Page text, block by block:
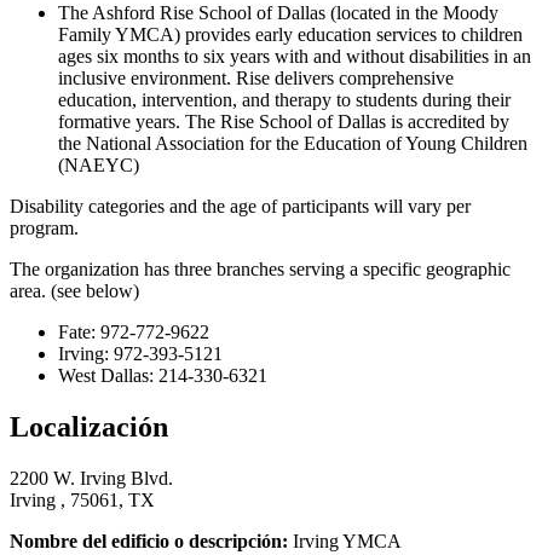
The Ashford Rise School of Dallas (located in the Moody
Family YMCA) provides early education services to children
ages six months to six years with and without disabilities in an
inclusive environment. Rise delivers comprehensive
education, intervention, and therapy to students during their
formative years. The Rise School of Dallas is accredited by
the National Association for the Education of Young Children
(NAEYC)
Disability categories and the age of participants will vary per
program.
The organization has three branches serving a specific geographic
area. (see below)
Fate: 972-772-9622
Irving: 972-393-5121
West Dallas: 214-330-6321
Localización
2200 W. Irving Blvd.
Irving , 75061, TX
Nombre del edificio o descripción: Irving YMCA